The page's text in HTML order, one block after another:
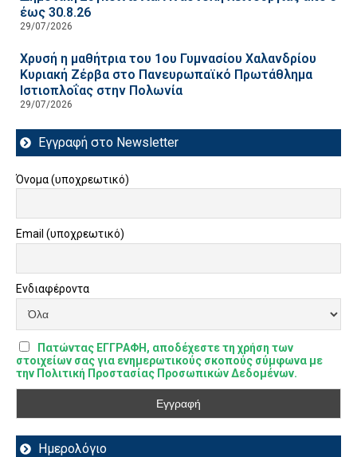
έως 30.8.26
29/07/2026
Χρυσή η μαθήτρια του 1ου Γυμνασίου Χαλανδρίου
Κυριακή Ζέρβα στο Πανευρωπαϊκό Πρωτάθλημα
Ιστιοπλοΐας στην Πολωνία
29/07/2026
Εγγραφή στο Newsletter
Όνομα (υποχρεωτικό)
Email (υποχρεωτικό)
Ενδιαφέροντα
Πατώντας ΕΓΓΡΑΦΗ, αποδέχεστε τη χρήση των
στοιχείων σας για ενημερωτικούς σκοπούς σύμφωνα με
την Πολιτική Προστασίας Προσωπικών Δεδομένων.
Ημερολόγιο